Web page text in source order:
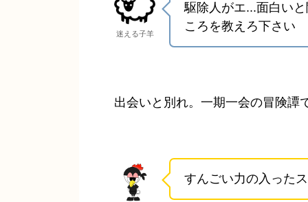
迷える子羊
駆除人がエ...面白い
ころを教えろ下さい
出会いと別れ。一期一会の冒険譚
すんごい力の入った